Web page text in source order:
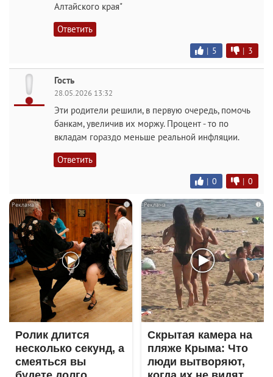
Алтайского края"
Ответить
| 5 | 3
Гость
28.05.2026 13:32
Эти родители решили, в первую очередь, помочь
банкам, увеличив их моржу. Процент - то по
вкладам гораздо меньше реальной инфляции.
Ответить
| 0 | 0
i
Ролик длится
несколько секунд, а
смеяться вы
i
Скрытая камера на
пляже Крыма: Что
люди вытворяют,